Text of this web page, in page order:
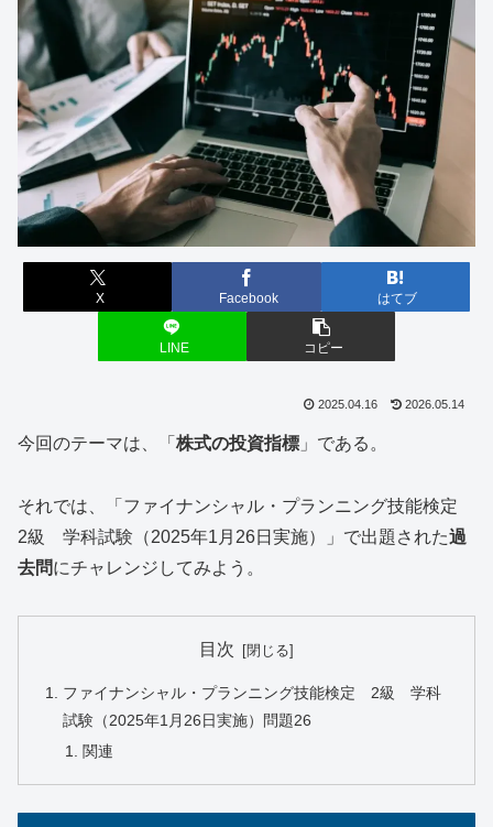
X Facebook はてブ
LINE コピー
2025.04.16 2026.05.14
今回のテーマは、「 株式の投資指標 」である。
それでは、「ファイナンシャル・プランニング技能検定
2級 学科試験（2025年1月26日実施）」で出題された過
去問にチャレンジしてみよう。
目次
ファイナンシャル・プランニング技能検定 2級 学科
試験（2025年1月26日実施）問題26
関連